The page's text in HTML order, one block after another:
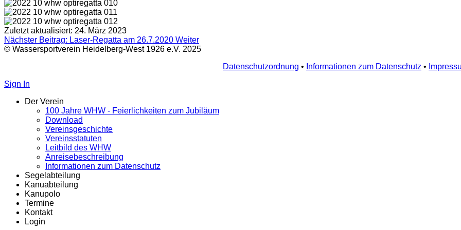
Zuletzt aktualisiert: 24. März 2023
Nächster Beitrag: Laser-Regatta am 26.7.2020 Weiter
© Wassersportverein Heidelberg-West 1926 e.V. 2025
Datenschutzordnung • Informationen zum Datenschutz •
Sign In
Der Verein
100 Jahre WHW - Feierlichkeiten zum Jubiläum
Download
Vereinsgeschichte
Vereinsstatuten
Leitbild des WHW
Anreisebeschreibung
Informationen zum Datenschutz
Segelabteilung
Kanuabteilung
Kanupolo
Termine
Kontakt
Login